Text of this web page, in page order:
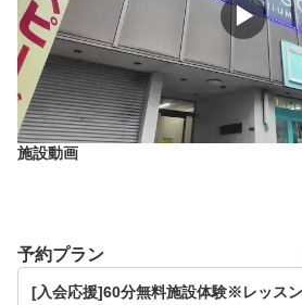
▶
施設動画
予約プラン
[入会応援]60分無料施設体験※レッス